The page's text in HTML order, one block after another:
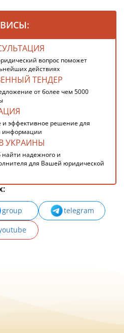
вопрос поможет
действиях
ТЕНДЕР
от более чем 5000
и эффективное решение для
информации
УКРАИНЫ
найти надежного и
для Вашей юридической
group
telegram